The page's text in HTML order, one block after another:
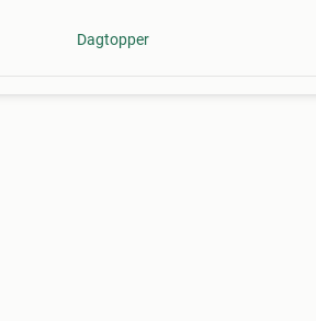
Dagtopper